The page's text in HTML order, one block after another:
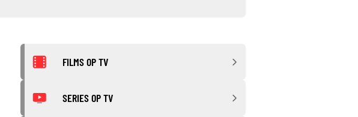
FILMS OP TV
SERIES OP TV